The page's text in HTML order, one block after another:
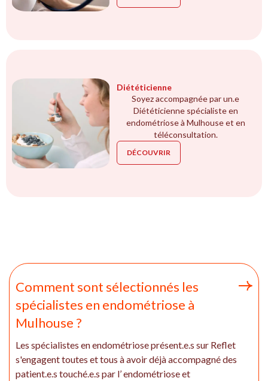
Diététicienne
Soyez accompagnée par un.e
Diététicienne spécialiste en
endométriose à Mulhouse et en
téléconsultation.
DÉCOUVRIR
Comment sont sélectionnés les
spécialistes en endométriose à
Mulhouse ?
Les spécialistes en endométriose présent.e.s sur Reflet
s'engagent toutes et tous à avoir déjà accompagné des
patient.e.s touché.e.s par l’ endométriose et